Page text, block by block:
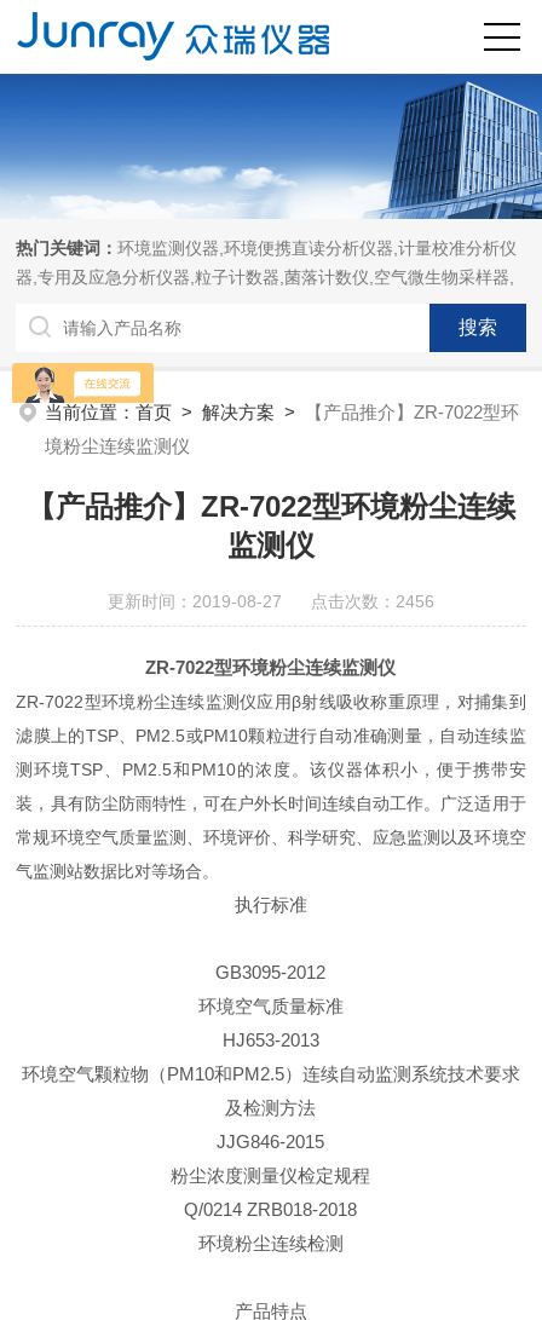
热门关键词：环境监测仪器,环境便携直读分析仪器,计量校准分析仪
器,专用及应急分析仪器,粒子计数器,菌落计数仪,空气微生物采样器,
当前位置：首页 >解决方案 >
【产品推介】ZR-7022型环
境粉尘连续监测仪
【产品推介】ZR-7022型环境粉尘连续
监测仪
更新时间：2019-08-27 点击次数：2456
ZR-7022型环境粉尘连续监测仪
ZR-7022型环境粉尘连续监测仪应用β射线吸收称重原理，对捕集到
滤膜上的TSP、PM2.5或PM10颗粒进行自动准确测量，自动连续监
测环境TSP、PM2.5和PM10的浓度。该仪器体积小，便于携带安
装，具有防尘防雨特性，可在户外长时间连续自动工作。广泛适用于
常规环境空气质量监测、环境评价、科学研究、应急监测以及环境空
气监测站数据比对等场合。
执行标准
GB3095-2012
环境空气质量标准
HJ653-2013
环境空气颗粒物（PM10和PM2.5）连续自动监测系统技术要求
及检测方法
JJG846-2015
粉尘浓度测量仪检定规程
Q/0214 ZRB018-2018
环境粉尘连续检测
产品特点